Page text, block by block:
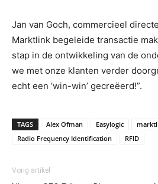
Jan van Goch, commercieel
Marktlink begeleide transactie
stap in de ontwikkeling van de
we met onze klanten verder
echt een ‘win-win’ gecreëerd!”.
TAGS Alex Ofman Easylogic
Radio Frequency Identification
RFID
Vorig artikel